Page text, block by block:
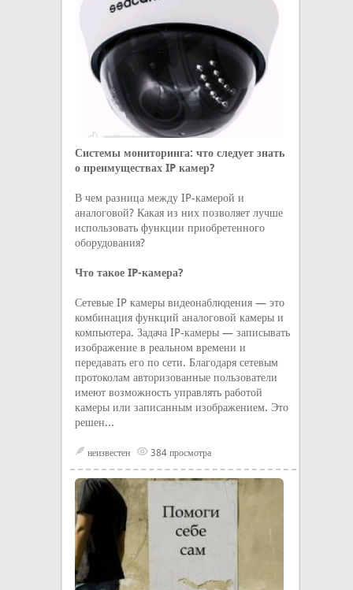
Системы мониторинга: что следует знать
о преимуществах IP камер?
В чем разница между IP-камерой и
аналоговой? Какая из них позволяет лучше
использовать функции приобретенного
оборудования?
Что такое IP-камера?
Сетевые IP камеры видеонаблюдения — это
комбинация функций аналоговой камеры и
компьютера. Задача IP-камеры — записывать
изображение в реальном времени и
передавать его по сети. Благодаря сетевым
протоколам авторизованные пользователи
имеют возможность управлять работой
камеры или записанным изображением. Это
решен...
неизвестен 384 просмотра